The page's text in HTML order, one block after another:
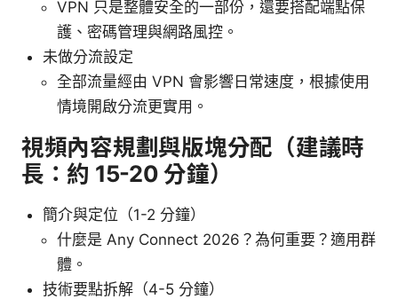
VPN 只是整體安全的一部份，還要搭配端點保
護、密碼管理與網路風控。
未做分流設定
全部流量經由 VPN 會影響日常速度，根據使用
情境開啟分流更實用。
視頻內容規劃與版塊分配（建議時
長：約 15-20 分鐘）
簡介與定位（1-2 分鐘）
什麼是 Any Connect 2026？為何重要？適用群
體。
技術要點拆解（4-5 分鐘）